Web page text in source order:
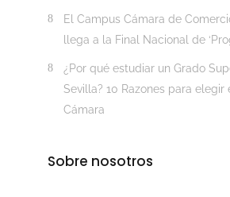
El Campus Cámara de
llega a la Final Nacional de
¿Por qué estudiar un Grado
Sevilla? 10 Razones para elegir
Cámara
Sobre nosotros